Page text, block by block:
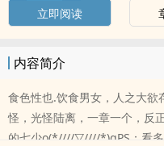
立即阅读
内容简介
食色性也.饮食男女，人之大欲
怪，光怪陆离，一章一个，反
的七少o(*////▽////*)qPS：看多